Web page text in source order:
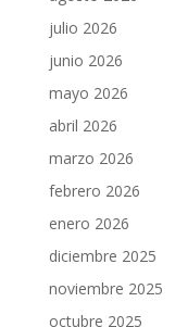
julio 2026
junio 2026
mayo 2026
abril 2026
marzo 2026
febrero 2026
enero 2026
diciembre 2025
noviembre 2025
octubre 2025